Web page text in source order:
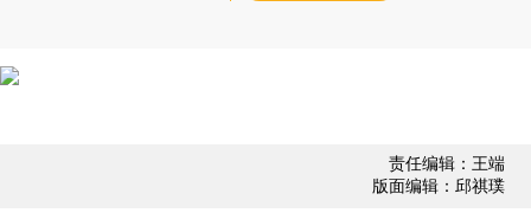
责任编辑：王端
版面编辑：邱祺璞